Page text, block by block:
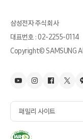
삼성전자 주식회사
대표번호 : 02-2255-0114
Copyright© SAMSUNG
패밀리 사이트